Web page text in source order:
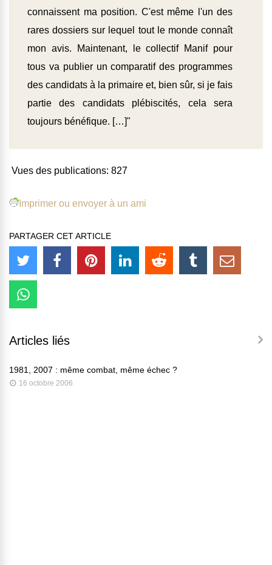
connaissent ma position. C'est même l'un des
rares dossiers sur lequel tout le monde connaît
mon avis. Maintenant, le collectif Manif pour
tous va publier un comparatif des programmes
des candidats à la primaire et, bien sûr, si je fais
partie des candidats plébiscités, cela sera
toujours bénéfique. […]"
Vues des publications: 827
Imprimer ou envoyer à un ami
PARTAGER CET ARTICLE
Articles liés
1981, 2007 : même combat, même échec ?
16 octobre 2006